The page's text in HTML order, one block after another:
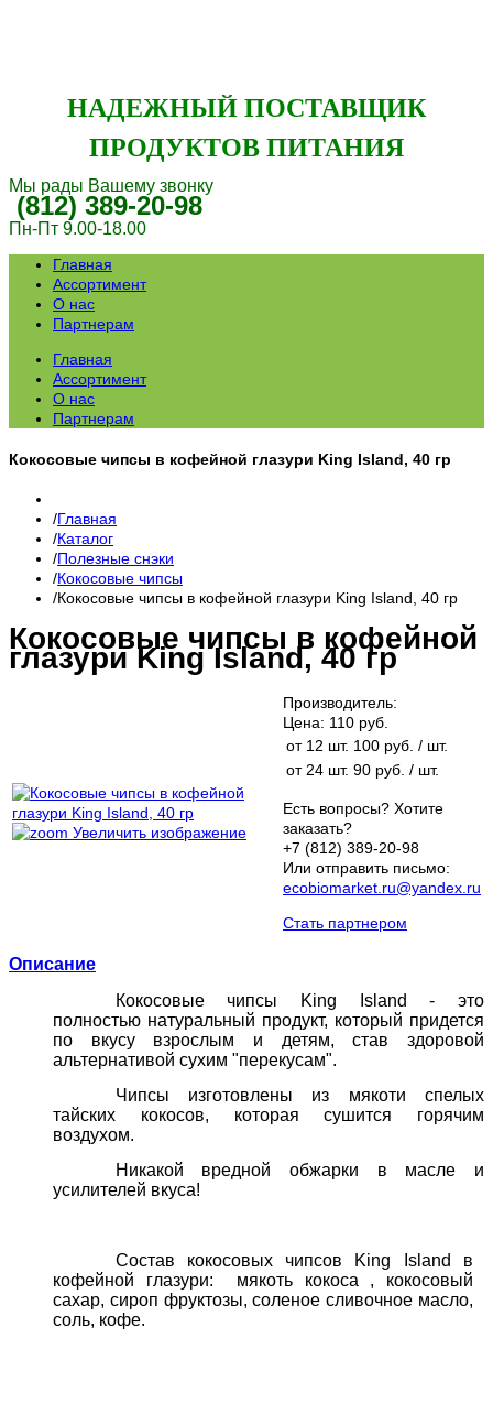
НАДЕЖНЫЙ ПОСТАВЩИК
ПРОДУКТОВ ПИТАНИЯ
Мы рады Вашему звонку
(812) 389-20-98
Пн-Пт 9.00-18.00
Главная
Ассортимент
О нас
Партнерам
Главная
Ассортимент
О нас
Партнерам
Кокосовые чипсы в кофейной глазури King Island, 40 гр
Главная
Каталог
Полезные снэки
Кокосовые чипсы
Кокосовые чипсы в кофейной глазури King Island, 40 гр
Кокосовые чипсы в кофейной
глазури King Island, 40 гр
Увеличить изображение
Производитель:
Цена: 110 руб.
от 12 шт. 100 руб. / шт.
от 24 шт. 90 руб. / шт.
Есть вопросы? Хотите
заказать?
+7 (812) 389-20-98
Или отправить письмо:
ecobiomarket.ru@yandex.ru
Стать партнером
Описание
Кокосовые чипсы King Island - это
полностью натуральный продукт, который придется
по вкусу взрослым и детям, став здоровой
альтернативой сухим "перекусам".
Чипсы изготовлены из мякоти спелых
тайских кокосов, которая сушится горячим
воздухом.
Никакой вредной обжарки в масле и
усилителей вкуса!
Состав кокосовых чипсов King Island в
кофейной глазури: мякоть кокоса
, кокосовый
сахар, сироп фруктозы, соленое сливочное масло,
соль, кофе.